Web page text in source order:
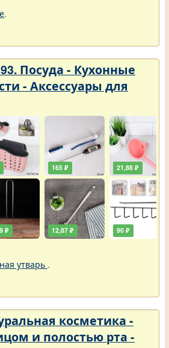
.
Посуда - Кухонные
- Аксессуары для
₽
165 ₽
12,87 ₽
21,88 ₽
90 ₽
утварь .
косметика -
и полостью рта -